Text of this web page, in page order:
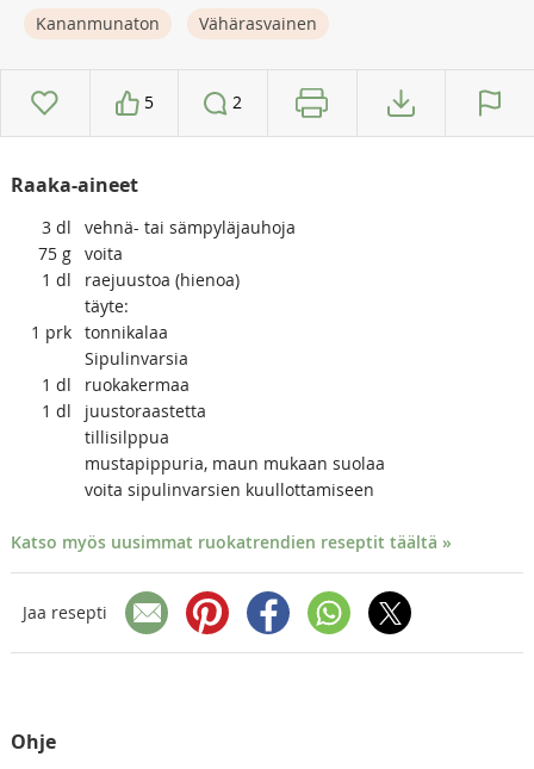
Kananmunaton
Vähärasvainen
5 2
Raaka-aineet
3 dl
vehnä- tai sämpyläjauhoja
75 g voita
1 dl
raejuustoa (hienoa)
täyte:
1 prk tonnikalaa
Sipulinvarsia
1 dl
ruokakermaa
1 dl
juustoraastetta
tillisilppua
mustapippuria, maun mukaan suolaa
voita sipulinvarsien kuullottamiseen
Katso myös uusimmat ruokatrendien reseptit täältä »
Jaa resepti
Ohje